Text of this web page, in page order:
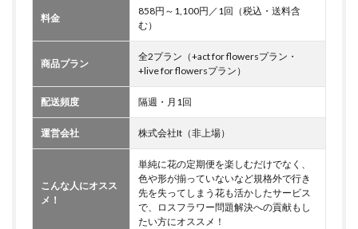
料金
858円～1,100円／1回（税込・送料含
む）
商品プラン
全2プラン（+act for flowersプラン・
+live for flowersプラン）
配送頻度 隔週・月1回
運営会社 株式会社It（非上場）
こんな人にオスス
メ！
単純に花の定期便を楽しむだけでなく、
色や形が揃っていないなど規格外で行き
先を失ってしまう花も活かしたサービス
で、ロスフラワー問題解決への貢献もし
たい方にオススメ！